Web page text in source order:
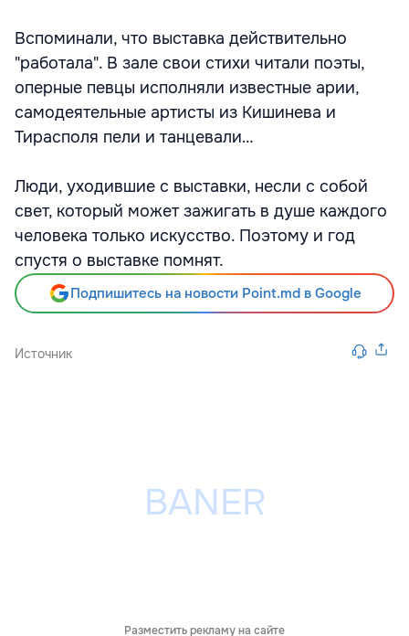
Вспоминали, что выставка действительно
"работала". В зале свои стихи читали поэты,
оперные певцы исполняли известные арии,
самодеятельные артисты из Кишинева и
Тирасполя пели и танцевали…
Люди, уходившие с выставки, несли с собой
свет, который может зажигать в душе каждого
человека только искусство. Поэтому и год
спустя о выставке помнят.
Подпишитесь на новости Point.md в Google
Источник
Разместить рекламу на сайте